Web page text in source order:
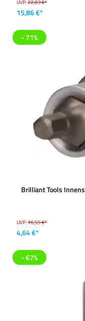
UVP:22,03 €*
15,86 €*
- 71%
Brilliant Tools
UVP:16,55 €*
4,64 €*
- 67%